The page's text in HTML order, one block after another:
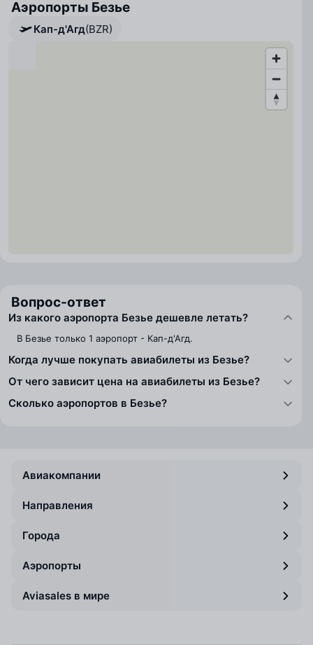
Аэропорты Безье
Кап-д'Агд(BZR)
Вопрос-ответ
Из какого аэропорта Безье дешевле летать?
В Безье только 1 аэропорт - Кап-д'Агд.
Когда лучше покупать авиабилеты из Безье?
От чего зависит цена на авиабилеты из Безье?
Сколько аэропортов в Безье?
Авиакомпании
Направления
Города
Аэропорты
Aviasales в мире